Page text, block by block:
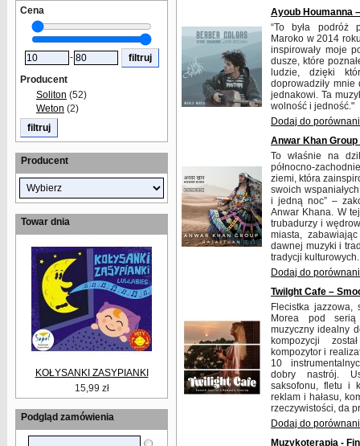
Cena
-
Producent
Soliton (52)
Weton (2)
Producent
Towar dnia
KOŁYSANKI ZASYPIANKI
15,99 zł
Podgląd zamówienia
Ayoub Houmanna
“To była podróż
Maroko w 2014
inspirowały moje
dusze, które
ludzie, dzięki
doprowadziły
jednakowi. Ta
wolność i jedność."
Dodaj do
Anwar Khan
To właśnie na
północno-
ziemi, która
swoich
i jedną noc” –
Anwar Khana. W
trubadurzy i
miasta,
dawnej muzyki i
tradycji kulturowych.
Dodaj do
Twilght Cafe –
Flecistka jazzowa,
Morea pod serią
muzyczny idealny
kompozycji
kompozytor i
10
dobry nastrój.
saksofonu, fletu i
reklam i hałasu,
rzeczywistości, da
Dodaj do
Muzykoterapia -